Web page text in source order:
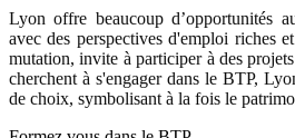
Lyon offre beaucoup d’opportunités
avec des perspectives d'emploi riches
mutation, invite à participer à des
cherchent à s'engager dans le BTP,
de choix, symbolisant à la fois le